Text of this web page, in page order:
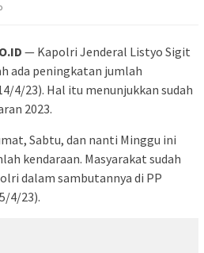
— Kapolri Jenderal Listyo Sigit
ada peningkatan jumlah
4/23). Hal itu menunjukkan sudah
2023.
Sabtu, dan nanti Minggu ini
kendaraan. Masyarakat sudah
dalam sambutannya di PP
4/23).